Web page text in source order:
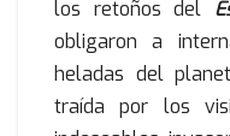
los retoños del
obligaron a
heladas del
traída por los